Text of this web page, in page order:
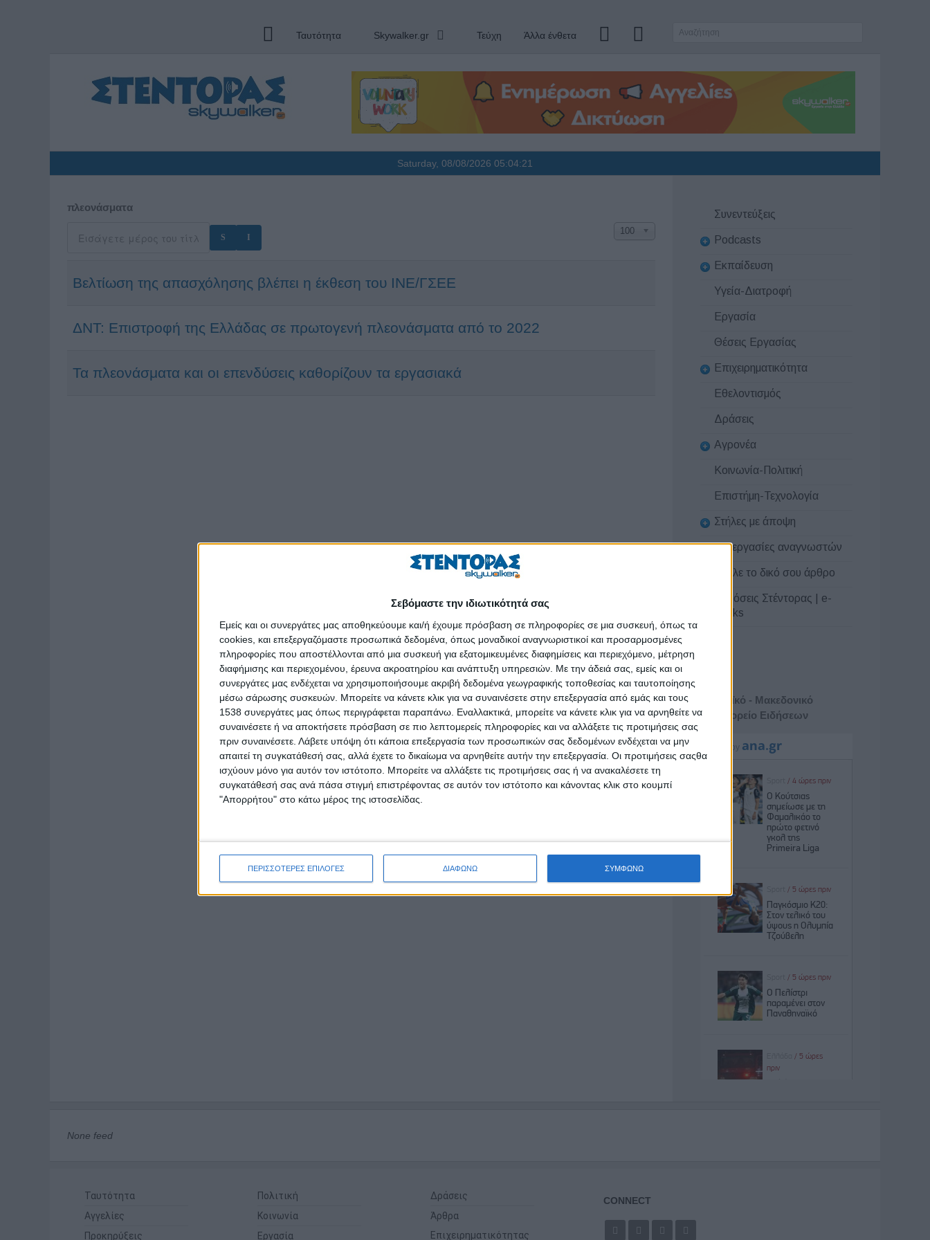
Σεβόμαστε την ιδιωτικότητά σας
Εμείς και οι συνεργάτες μας αποθηκεύουμε και/ή έχουμε πρόσβαση σε πληροφορίες σε μια συσκευή, όπως τα
cookies, και επεξεργαζόμαστε προσωπικά δεδομένα, όπως μοναδικοί αναγνωριστικοί και προσαρμοσμένες
πληροφορίες που αποστέλλονται από μια συσκευή για εξατομικευμένες διαφημίσεις και περιεχόμενο, μέτρηση
διαφήμισης και περιεχομένου, έρευνα ακροατηρίου και ανάπτυξη υπηρεσιών. Με την άδειά σας, εμείς και οι
συνεργάτες μας ενδέχεται να χρησιμοποιήσουμε ακριβή δεδομένα γεωγραφικής τοποθεσίας και ταυτοποίησης
μέσω σάρωσης συσκευών. Μπορείτε να κάνετε κλικ για να συναινέσετε στην επεξεργασία από εμάς και τους
1538 συνεργάτες μας όπως περιγράφεται παραπάνω. Εναλλακτικά, μπορείτε να κάνετε κλικ για να αρνηθείτε να
συναινέσετε ή να αποκτήσετε πρόσβαση σε πιο λεπτομερείς πληροφορίες και να αλλάξετε τις προτιμήσεις σας
πριν συναινέσετε. Λάβετε υπόψη ότι κάποια επεξεργασία των προσωπικών σας δεδομένων ενδέχεται να μην
απαιτεί τη συγκατάθεσή σας, αλλά έχετε το δικαίωμα να αρνηθείτε αυτήν την επεξεργασία. Οι προτιμήσεις σαςθα
ισχύουν μόνο για αυτόν τον ιστότοπο. Μπορείτε να αλλάξετε τις προτιμήσεις σας ή να ανακαλέσετε τη
συγκατάθεσή σας ανά πάσα στιγμή επιστρέφοντας σε αυτόν τον ιστότοπο και κάνοντας κλικ στο κουμπί
"Απορρήτου" στο κάτω μέρος της ιστοσελίδας.
ΠΕΡΙΣΣΟΤΕΡΕΣ ΕΠΙΛΟΓΕΣ ΔΙΑΦΩΝΩ ΣΥΜΦΩΝΩ
Ταυτότητα Skywalker.gr Τεύχη Άλλα ένθετα
Saturday, 08/08/2026 05:04:21
πλεονάσματα
100
Βελτίωση της απασχόλησης βλέπει η έκθεση του ΙΝΕ/ΓΣΕΕ
ΔΝΤ: Επιστροφή της Ελλάδας σε πρωτογενή πλεονάσματα από το 2022
Τα πλεονάσματα και οι επενδύσεις καθορίζουν τα εργασιακά
Συνεντεύξεις
Podcasts
Εκπαίδευση
Υγεία-Διατροφή
Εργασία
Θέσεις Εργασίας
Επιχειρηματικότητα
Εθελοντισμός
Δράσεις
Αγρονέα
Κοινωνία-Πολιτική
Επιστήμη-Τεχνολογία
Στήλες με άποψη
Συνεργασίες αναγνωστών
Στείλε το δικό σου άρθρο
Εκδόσεις Στέντορας | e-
books
Αθηναϊκό - Μακεδονικό
Πρακτορείο Ειδήσεων
None feed
Ταυτότητα
Αγγελίες
Προκηρύξεις
Πολιτική
Κοινωνία
Εργασία
Δράσεις
Άρθρα
Επιχειρηματικότητας
CONNECT